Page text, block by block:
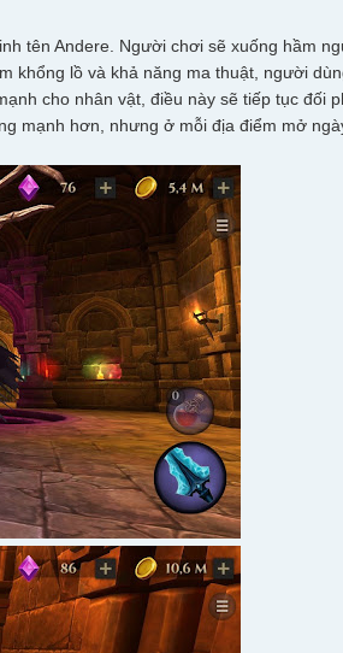
tên Andere. Người chơi sẽ xuống hầm
khổng lồ và khả năng ma thuật, người
cho nhân vật, điều này sẽ tiếp tục đối
mạnh hơn, nhưng ở mỗi địa điểm mở